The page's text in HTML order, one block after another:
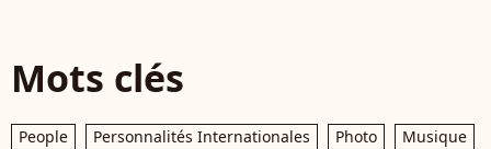
Mots clés
People Personnalités Internationales Photo
Musique